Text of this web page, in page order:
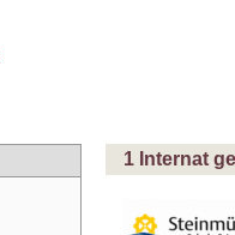
1 Internat